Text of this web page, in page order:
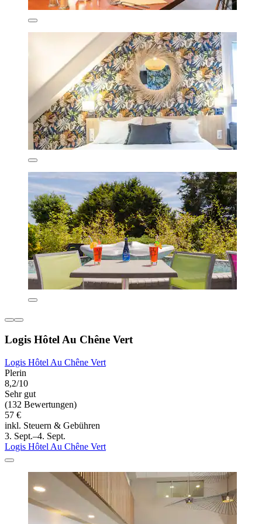
Logis Hôtel Au Chêne Vert
Logis Hôtel Au Chêne Vert
Plerin
8,2/10
Sehr gut
(132 Bewertungen)
57 €
inkl. Steuern & Gebühren
3. Sept.–4. Sept.
Logis Hôtel Au Chêne Vert